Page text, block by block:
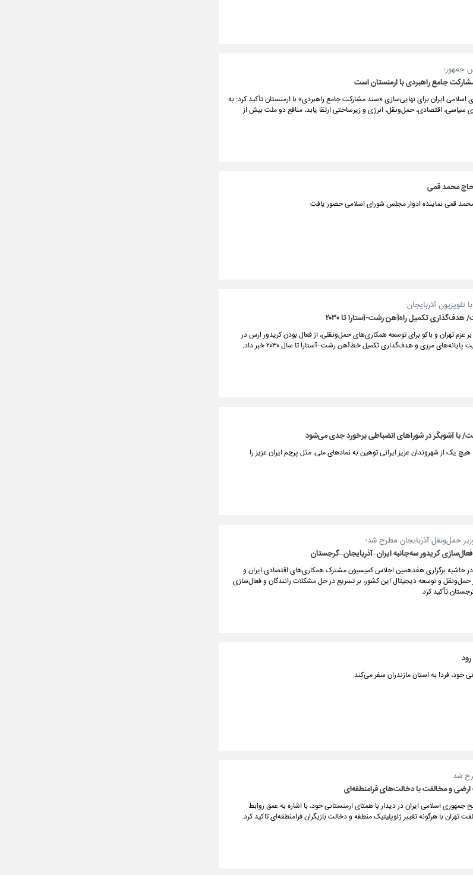
جمهور؛
جامع راهبردی با ارمنستان است
اسلامی ایران برای نهایی‌سازی «سند مشارکت جامع راهبردی» با ارمنستان تأکید کرد: به
اقتصادی، حمل‌ونقل، انرژی و زیرساختی ارتقا یابد، منافع دو ملت بیش از
محمد قمی
قمی نماینده ادوار مجلس شورای اسلامی حضور یافت.
تلویزیون آذربایجان:
تکمیل راه‌آهن رشت-آستارا تا ۲۰۳۰
بر عزم تهران و باکو برای توسعه همکاری‌های حمل‌ونقلی، از فعال بودن کریدور ارس در
مرزی و هدف‌گذاری تکمیل خط‌آهن رشت–آستارا تا سال ۲۰۳۰ خبر داد.
با آشوبگر در شوراهای انضباطی برخورد جدی می‌شود
یک از شهروندان عزیز ایرانی توهین به نمادهای ملی، مثل پرچم ایران عزیز را
حمل‌ونقل آذربایجان مطرح شد؛
کریدور سه‌جانبه ایران–آذربایجان–گرجستان
در حاشیه برگزاری هفدهمین اجلاس کمیسیون مشترک همکاری‌های اقتصادی ایران و
حمل‌ونقل و توسعه دیجیتال این کشور، بر تسریع در حل مشکلات رانندگان و فعال‌سازی
تأکید کرد.
خود، فردا به استان مازندران سفر می‌کند.
شد
و مخالفت با دخالت‌های فرامنطقه‌ای
جمهوری اسلامی ایران در دیدار با همتای ارمنستانی خود، با اشاره به عمق روابط
تهران با هرگونه تغییر ژئوپلیتیک منطقه و دخالت بازیگران فرامنطقه‌ای تاکید کرد.